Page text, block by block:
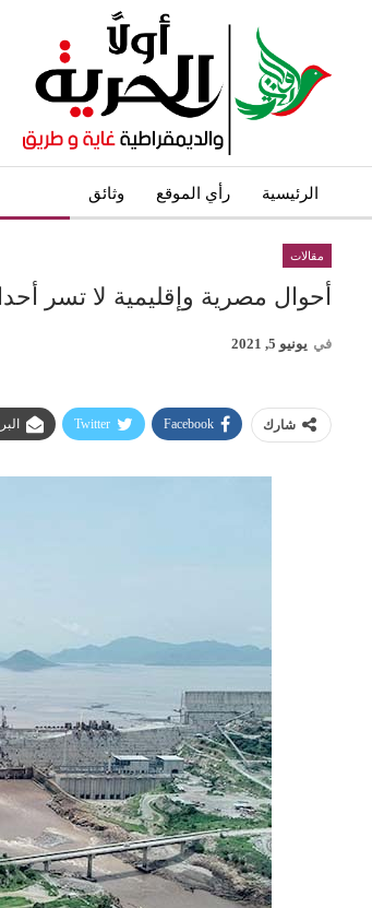
الرئيسية رأي الموقع وثائق
مقالات
أحوال مصرية وإقليمية لا تسر
في يونيو 5, 2021
شارك Facebook
Twitter